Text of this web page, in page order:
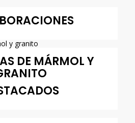
DE MÁRMOL Y